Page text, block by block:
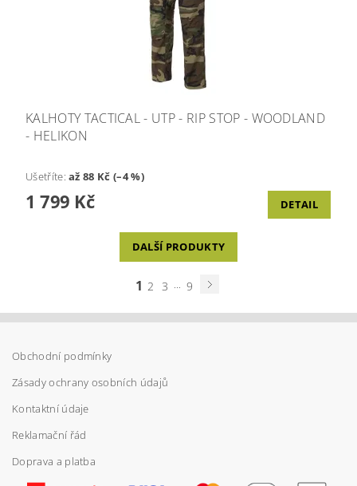
KALHOTY TACTICAL - UTP - RIP STOP - WOODLAND
- HELIKON
Ušetříte:až 88 Kč (–4 %)
1 799 Kč DETAIL
DALŠÍ PRODUKTY
1 2 3 ... 9
Obchodní podmínky
Zásady ochrany osobních údajů
Kontaktní údaje
Reklamační řád
Doprava a platba